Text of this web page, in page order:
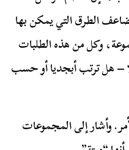
الطرق التي يمكن بها
وكل من هذه الطلبات
– هل ترتب أبجديا أو حسب
وأشار إلى المجموعات